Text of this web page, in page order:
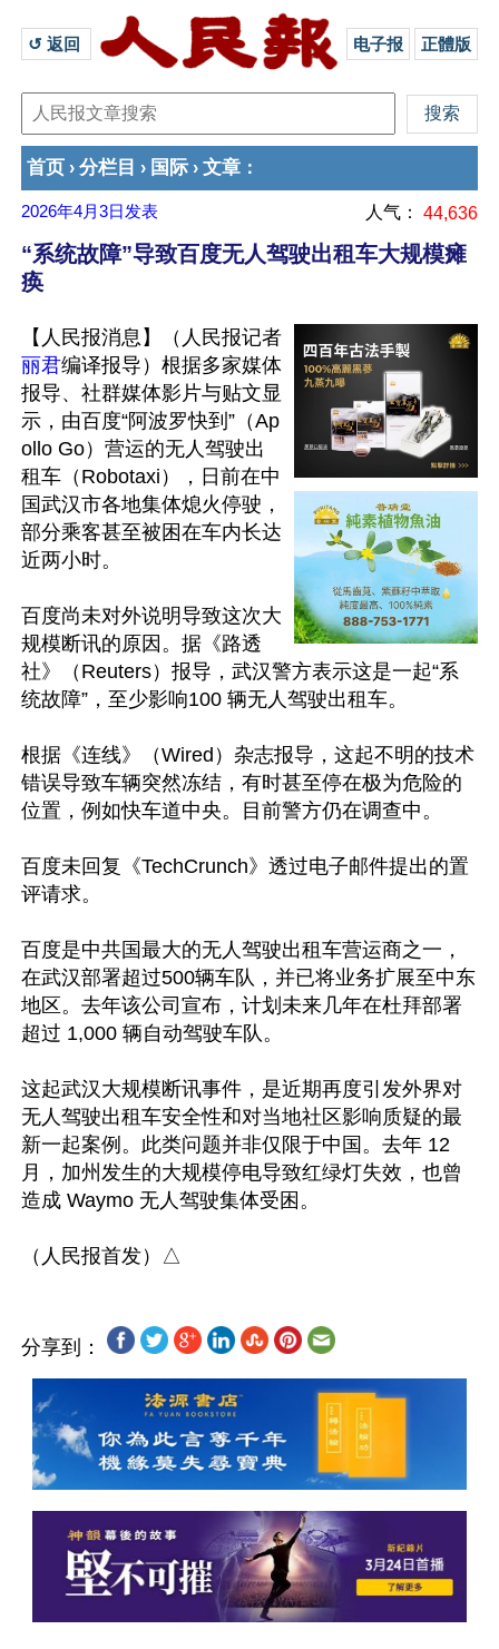
↺ 返回 电子报 正體版
首页 › 分栏目 › 国际 › 文章 ：
2026年4月3日 发表 人气： 44,636
“系统故障”导致百度无人驾驶出租车大规模瘫
痪
【人民报消息】（人民报记者
丽君编译报导）根据多家媒体
报导、社群媒体影片与贴文显
示，由百度“阿波罗快到”（Ap
ollo Go）营运的无人驾驶出
租车（Robotaxi），日前在中
国武汉市各地集体熄火停驶，
部分乘客甚至被困在车内长达
近两小时。
百度尚未对外说明导致这次大
规模断讯的原因。据《路透
社》（Reuters）报导，武汉警方表示这是一起“系
统故障”，至少影响100 辆无人驾驶出租车。
根据《连线》（Wired）杂志报导，这起不明的技术
错误导致车辆突然冻结，有时甚至停在极为危险的
位置，例如快车道中央。目前警方仍在调查中。
百度未回复《TechCrunch》透过电子邮件提出的置
评请求。
百度是中共国最大的无人驾驶出租车营运商之一，
在武汉部署超过500辆车队，并已将业务扩展至中东
地区。去年该公司宣布，计划未来几年在杜拜部署
超过 1,000 辆自动驾驶车队。
这起武汉大规模断讯事件，是近期再度引发外界对
无人驾驶出租车安全性和对当地社区影响质疑的最
新一起案例。此类问题并非仅限于中国。去年 12
月，加州发生的大规模停电导致红绿灯失效，也曾
造成 Waymo 无人驾驶集体受困。
分享到：